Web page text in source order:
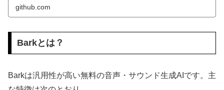
github.com
Barkとは？
Barkは汎用性が高い無料の音声・サウンド生成AIです。主